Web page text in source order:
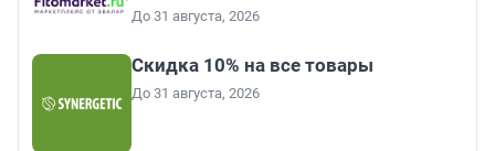
До 31 августа, 2026
Скидка 10% на все товары
До 31 августа, 2026